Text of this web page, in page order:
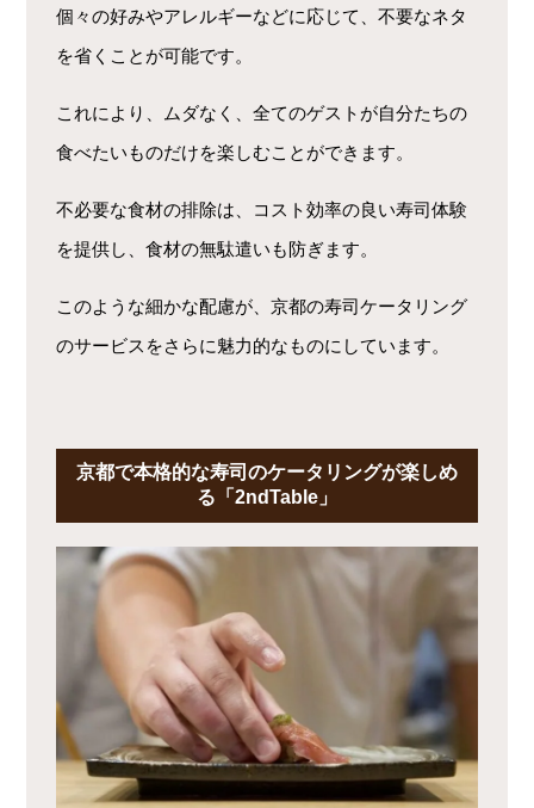
個々の好みやアレルギーなどに応じて、不要なネタ
を省くことが可能です。
これにより、ムダなく、全てのゲストが自分たちの
食べたいものだけを楽しむことができます。
不必要な食材の排除は、コスト効率の良い寿司体験
を提供し、食材の無駄遣いも防ぎます。
このような細かな配慮が、京都の寿司ケータリング
のサービスをさらに魅力的なものにしています。
京都で本格的な寿司のケータリングが楽しめ
る「2ndTable」